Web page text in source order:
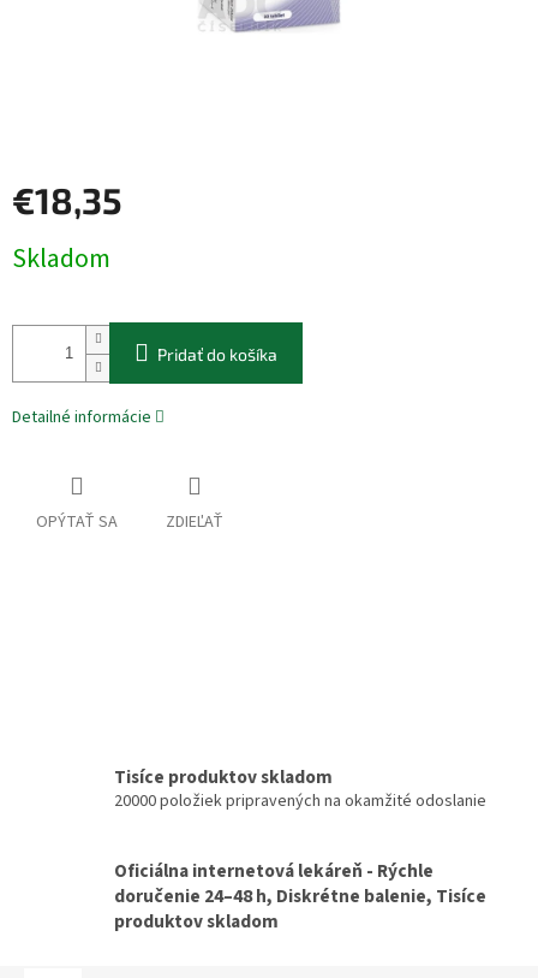
€18,35
cena:
Skladom
Pridať do košíka
Detailné informácie
OPÝTAŤ SA ZDIEĽAŤ
Tisíce produktov skladom
20000 položiek pripravených na okamžité odoslanie
Oficiálna internetová lekáreň - Rýchle
doručenie 24–48 h, Diskrétne balenie, Tisíce
produktov skladom